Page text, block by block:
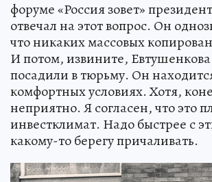
форуме «Россия зовет»
отвечал на этот вопрос. Он
что никаких массовых
И потом, извините,
посадили в тюрьму. Он
комфортных условиях. Хотя,
неприятно. Я согласен, что это
инвестклимат. Надо быстрее с
какому-то берегу причаливать.